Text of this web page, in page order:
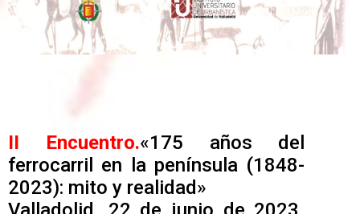
II Encuentro.«175 años del
ferrocarril en la península (1848-
2023): mito y realidad»